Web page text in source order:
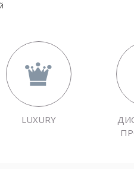
LUXURY